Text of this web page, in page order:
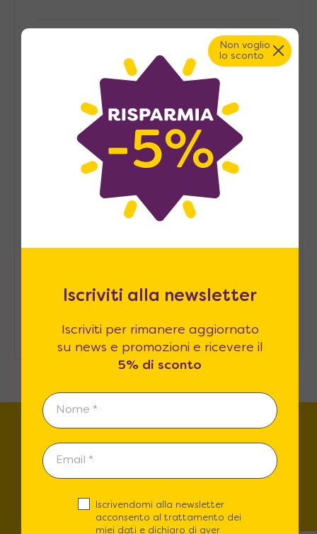
Home office in piccoli spazi:
come ricavare un angolo lavoro in
Pied-à-terre, consigli per
arredarlo
sostenibile: consigli pratici
Come ospitare in casa senza una
stanza degli ospiti
Trova lo store più vicino a
te!
Non voglio
lo sconto
Iscriviti alla newsletter
Iscriviti per rimanere aggiornato
su news e promozioni e ricevere il
5% di sconto
Iscrivendomi alla newsletter
acconsento al trattamento dei
miei dati e dichiaro di aver